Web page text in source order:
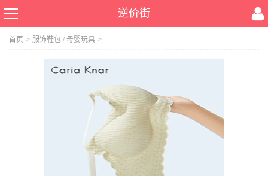
逆价街
首页 > 服饰鞋包 / 母婴玩具 >